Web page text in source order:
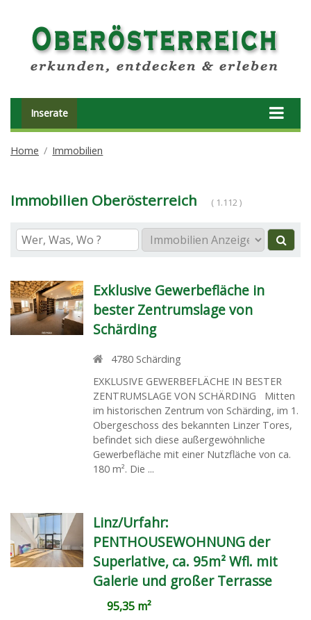
Inserate
Home Immobilien
Immobilien Oberösterreich ( 1.112 )
Exklusive Gewerbefläche in
bester Zentrumslage von
Schärding
4780 Schärding
EXKLUSIVE GEWERBEFLÄCHE IN BESTER
ZENTRUMSLAGE VON SCHÄRDING Mitten
im historischen Zentrum von Schärding, im 1.
Obergeschoss des bekannten Linzer Tores,
befindet sich diese außergewöhnliche
Gewerbefläche mit einer Nutzfläche von ca.
180 m². Die ...
Linz/Urfahr:
PENTHOUSEWOHNUNG der
Superlative, ca. 95m² Wfl. mit
Galerie und großer Terrasse
95,35 m²